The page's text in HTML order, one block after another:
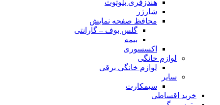
هندزفری بلوتوث
شارژر
محافظ صفحه نمایش
گلس بوف – گارانتی
بیمه
اکسسوری
لوازم خانگی
لوازم خانگی برقی
سایر
سیمکارت
خرید اقساطی